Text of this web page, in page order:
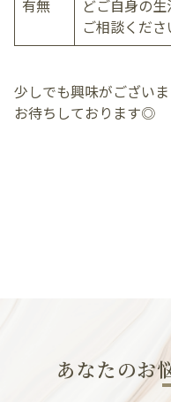
有無
どご自身の生
ご相談くださ
少しでも興味がござい
お待ちしております◎
あなたのお